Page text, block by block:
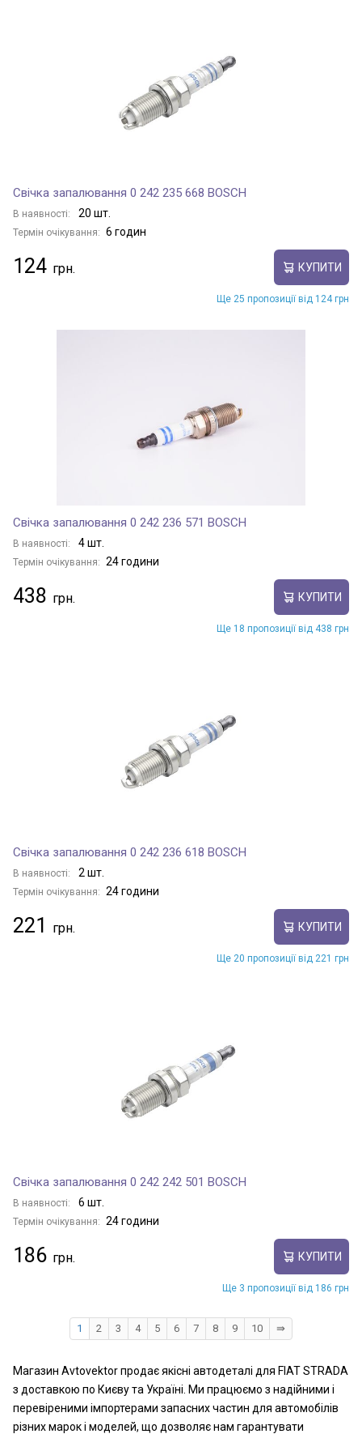
Свічка запалювання 0 242 235 668 BOSCH
В наявності: 20 шт.
Термін очікування: 6 годин
124 КУПИТИ
Ще 25 пропозиції від 124 грн
Свічка запалювання 0 242 236 571 BOSCH
В наявності: 4 шт.
Термін очікування: 24 години
438 КУПИТИ
Ще 18 пропозиції від 438 грн
Свічка запалювання 0 242 236 618 BOSCH
В наявності: 2 шт.
Термін очікування: 24 години
221 КУПИТИ
Ще 20 пропозиції від 221 грн
Свічка запалювання 0 242 242 501 BOSCH
В наявності: 6 шт.
Термін очікування: 24 години
186 КУПИТИ
Ще 3 пропозиції від 186 грн
1 2 3 4 5 6 7 8 9 10 ⇛
Магазин Avtovektor продає якісні автодеталі для FIAT STRADA
з доставкою по Києву та Україні. Ми працюємо з надійними і
перевіреними імпортерами запасних частин для автомобілів
різних марок і моделей, що дозволяє нам гарантувати